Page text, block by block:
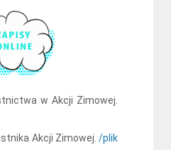
w Akcji Zimowej.
Akcji Zimowej. /plik